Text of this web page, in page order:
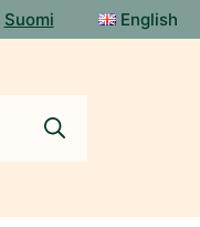
Suomi English